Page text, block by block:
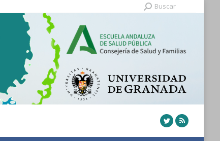
Buscar:Buscar
Twitter
Rss